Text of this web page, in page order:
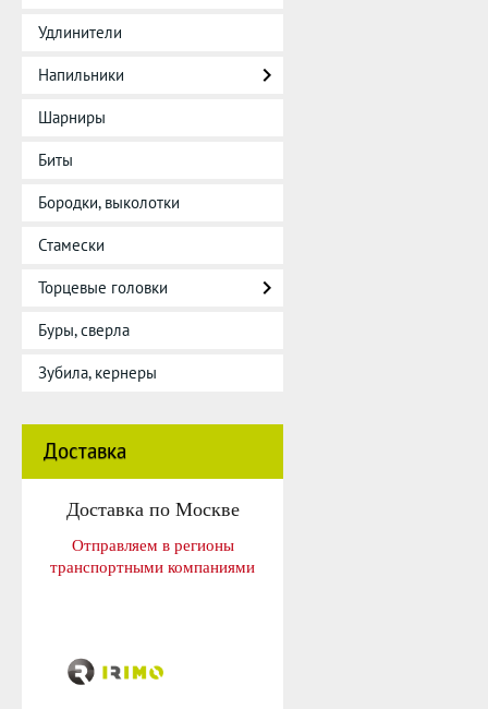
Удлинители
Напильники
Шарниры
Биты
Бородки, выколотки
Стамески
Торцевые головки
Буры, сверла
Зубила, кернеры
Доставка
Доставка по Москве
Отправляем в регионы
транспортными компаниями